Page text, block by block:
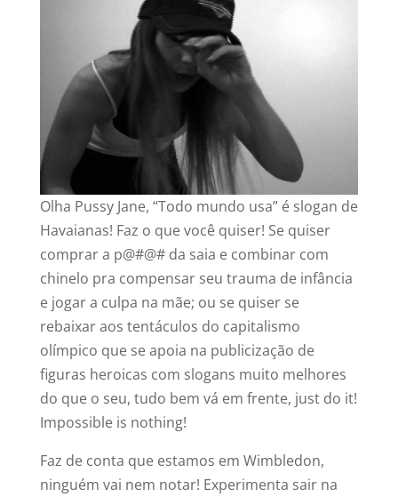
Olha Pussy Jane, “Todo mundo usa” é slogan de
Havaianas! Faz o que você quiser! Se quiser
comprar a p@#@# da saia e combinar com
chinelo pra compensar seu trauma de infância
e jogar a culpa na mãe; ou se quiser se
rebaixar aos tentáculos do capitalismo
olímpico que se apoia na publicização de
figuras heroicas com slogans muito melhores
do que o seu, tudo bem vá em frente, just do it!
Impossible is nothing!
Faz de conta que estamos em Wimbledon,
ninguém vai nem notar! Experimenta sair na